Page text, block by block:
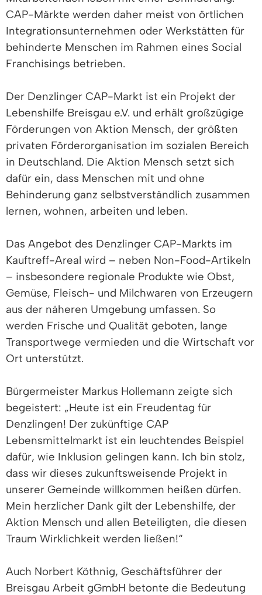
CAP-Märkte werden daher meist von örtlichen
Integrationsunternehmen oder Werkstätten für
behinderte Menschen im Rahmen eines Social
Franchisings betrieben.
Der Denzlinger CAP-Markt ist ein Projekt der
Lebenshilfe Breisgau e.V. und erhält großzügige
Förderungen von Aktion Mensch, der größten
privaten Förderorganisation im sozialen Bereich
in Deutschland. Die Aktion Mensch setzt sich
dafür ein, dass Menschen mit und ohne
Behinderung ganz selbstverständlich zusammen
lernen, wohnen, arbeiten und leben.
Das Angebot des Denzlinger CAP-Markts im
Kauftreff-Areal wird – neben Non-Food-Artikeln
– insbesondere regionale Produkte wie Obst,
Gemüse, Fleisch- und Milchwaren von Erzeugern
aus der näheren Umgebung umfassen. So
werden Frische und Qualität geboten, lange
Transportwege vermieden und die Wirtschaft vor
Ort unterstützt.
Bürgermeister Markus Hollemann zeigte sich
begeistert: „Heute ist ein Freudentag für
Denzlingen! Der zukünftige CAP
Lebensmittelmarkt ist ein leuchtendes Beispiel
dafür, wie Inklusion gelingen kann. Ich bin stolz,
dass wir dieses zukunftsweisende Projekt in
unserer Gemeinde willkommen heißen dürfen.
Mein herzlicher Dank gilt der Lebenshilfe, der
Aktion Mensch und allen Beteiligten, die diesen
Traum Wirklichkeit werden ließen!“
Auch Norbert Köthnig, Geschäftsführer der
Breisgau Arbeit gGmbH betonte die Bedeutung